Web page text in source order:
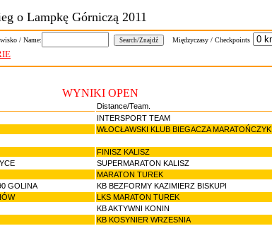
o Lampkę Górniczą 2011
/ Name: Międzyczasy / Checkpoints
WYNIKI OPEN
Distance/Team.
INTERSPORT TEAM
WŁOCŁAWSKI KLUB BIEGACZA MARATOŃCZYK
FINISZ KALISZ
SUPERMARATON KALISZ
MARATON TUREK
GOLINA KB BEZFORMY KAZIMIERZ BISKUPI
LKS MARATON TUREK
KB AKTYWNI KONIN
KB KOSYNIER WRZESNIA